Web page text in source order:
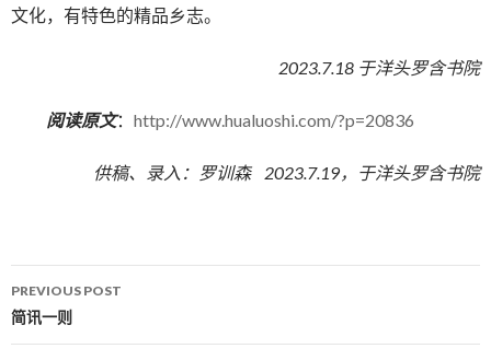
文化，有特色的精品乡志。
2023.7.18 于洋头罗含书院
阅读原文： http://www.hualuoshi.com/?p=20836
供稿、录入：罗训森 2023.7.19，于洋头罗含书院
Post navigation
PREVIOUS POST
简讯一则